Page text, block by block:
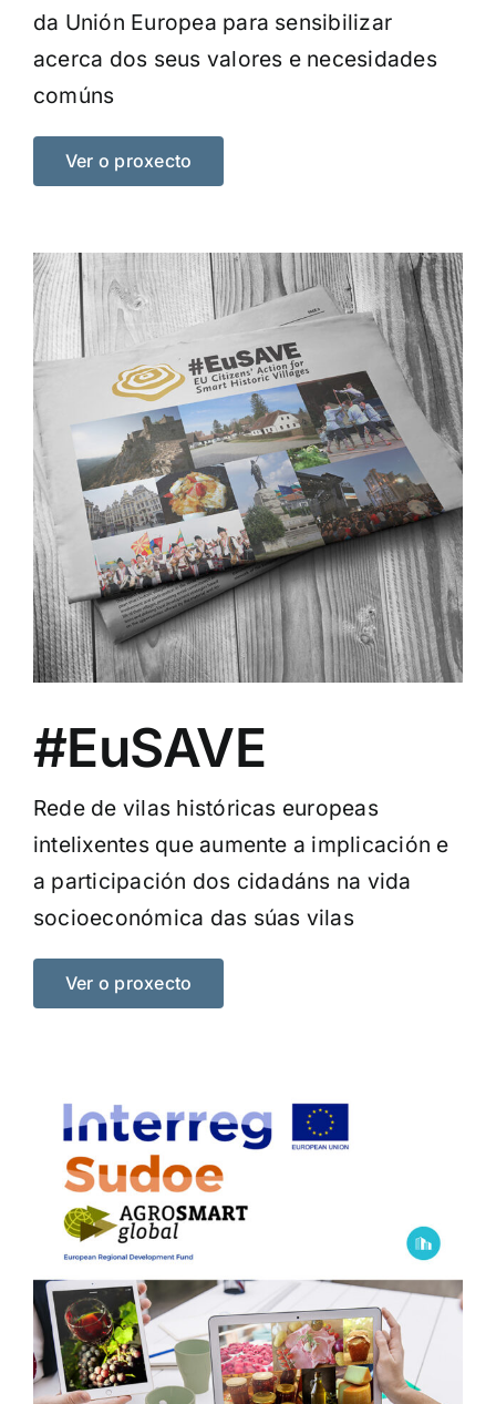
da Unión Europea para sensibilizar
acerca dos seus valores e necesidades
comúns
Ver o proxecto
#EuSAVE
Rede de vilas históricas europeas
intelixentes que aumente a implicación e
a participación dos cidadáns na vida
socioeconómica das súas vilas
Ver o proxecto